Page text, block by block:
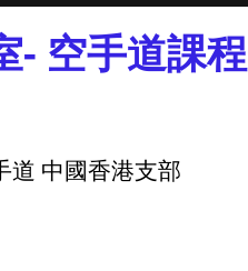
- 空手道課程
道 中國香港支部